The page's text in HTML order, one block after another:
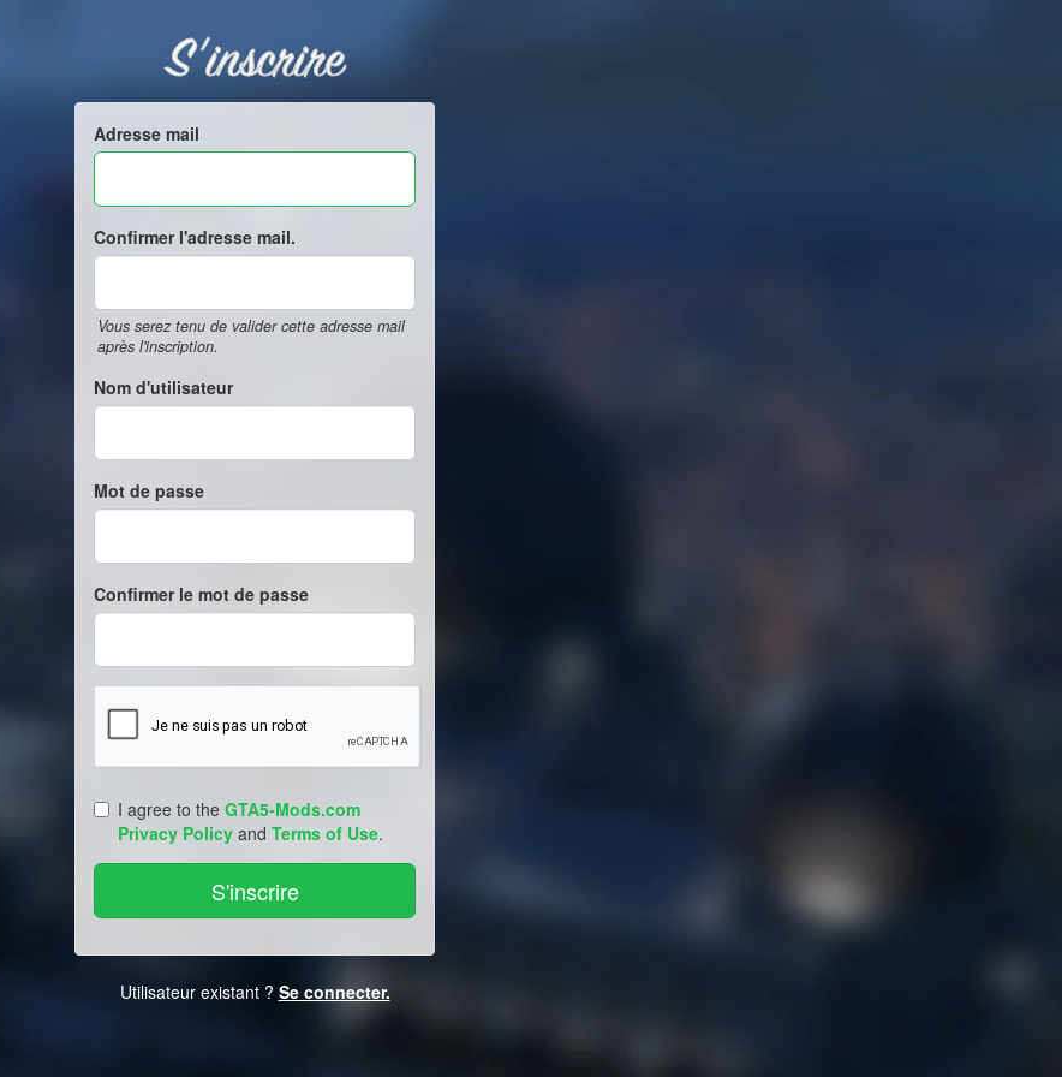
S'inscrire
Adresse mail
Confirmer l'adresse mail.
Vous serez tenu de valider cette adresse mail
après l'inscription.
Nom d'utilisateur
Mot de passe
Confirmer le mot de passe
I agree to the GTA5-Mods.com
Privacy Policy and Terms of Use.
Utilisateur existant ? Se connecter.